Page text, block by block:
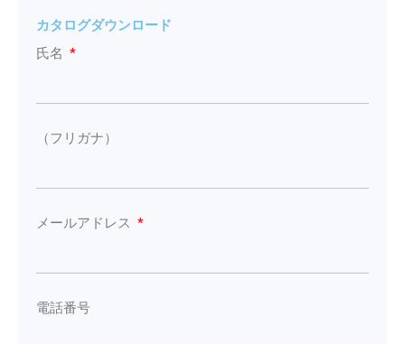
カタログダウンロード
氏名
（フリガナ）
メールアドレス
電話番号